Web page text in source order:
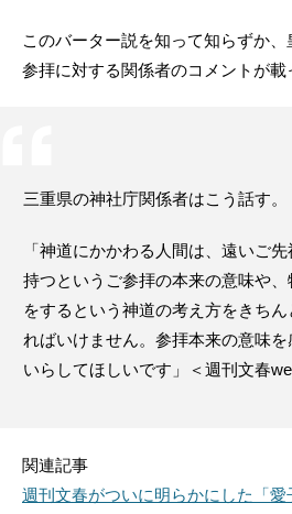
このバーター説を知って知らずか
参拝に対する関係者のコメントが載
三重県の神社庁関係者はこう話す。
「神道にかかわる人間は、遠いご
持つというご参拝の本来の意味や
をするという神道の考え方をきち
ればいけません。参拝本来の意味
いらしてほしいです」＜週刊文春
関連記事
週刊文春がついに明らかにした「愛